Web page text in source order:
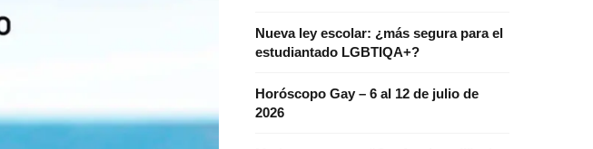
Nueva ley escolar: ¿más segura para el
estudiantado LGBTIQA+?
Horóscopo Gay – 6 al 12 de julio de
2026